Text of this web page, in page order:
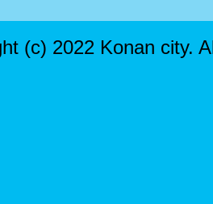
(c) 2022 Konan city.